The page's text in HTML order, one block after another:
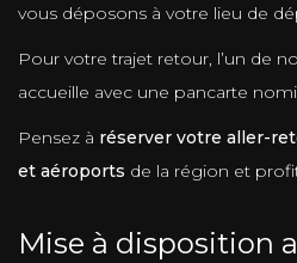
vous déposons à votre lieu de
Pour votre trajet retour, l’un de
accueille avec une pancarte
Pensez à réserver votre aller-
et aéroports de la région et
Mise à disposition